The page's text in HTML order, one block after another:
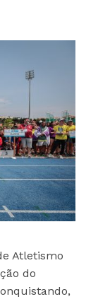
Atletismo
do